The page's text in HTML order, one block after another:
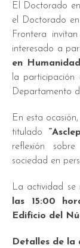
El Doctorado
el Doctorado
Frontera
interesado a
en
la participación
Departamento
En esta
titulado
reflexión
sociedad en
La actividad se
las 15:00
Edificio del
Detalles de la